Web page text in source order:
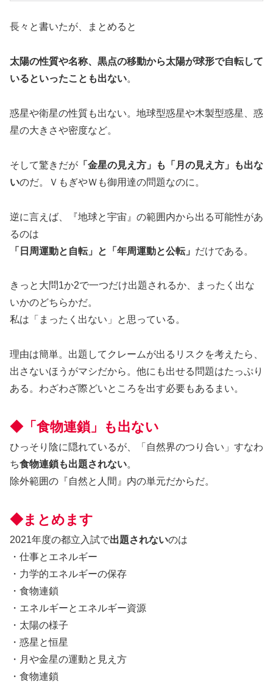
長々と書いたが、まとめると
太陽の性質や名称、黒点の移動から太陽が球形で自転して
いるといったことも出ない。
惑星や衛星の性質も出ない。地球型惑星や木製型惑星、惑
星の大きさや密度など。
そして驚きだが 「金星の見え方」も「月の見え方」も出な
いのだ。ＶもぎやＷも御用達の問題なのに。
逆に言えば、『地球と宇宙』の範囲内から出る可能性があ
るのは
「日周運動と自転」と「年周運動と公転」 だけである。
きっと大問1か2で一つだけ出題されるか、まったく出な
いかのどちらかだ。
私は「まったく出ない」と思っている。
理由は簡単。出題してクレームが出るリスクを考えたら、
出さないほうがマシだから。他にも出せる問題はたっぷり
ある。わざわざ際どいところを出す必要もあるまい。
◆「食物連鎖」も出ない
ひっそり陰に隠れているが、「自然界のつり合い」すなわ
ち食物連鎖も出題されない。
除外範囲の『自然と人間』内の単元だからだ。
◆まとめます
2021年度の都立入試で出題されないのは
・仕事とエネルギー
・力学的エネルギーの保存
・食物連鎖
・エネルギーとエネルギー資源
・太陽の様子
・惑星と恒星
・月や金星の運動と見え方
・食物連鎖